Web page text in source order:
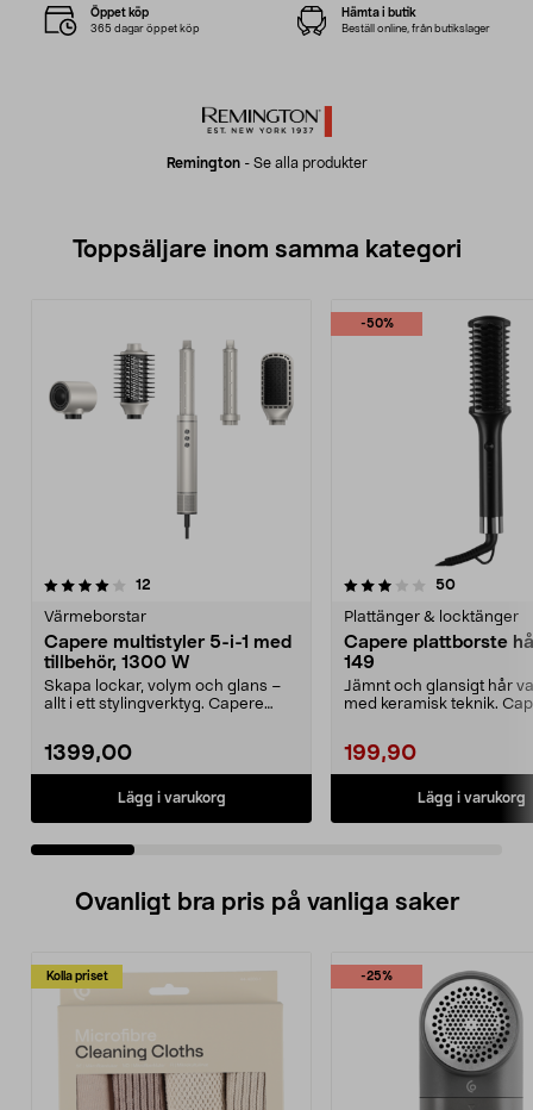
Remington- Se alla produkter
Öppet köp
365 dagar öppet köp
Hämta i butik
Beställ online, från butikslager
Toppsäljare inom samma kategori
12
Värmeborstar
Capere multistyler 5-i-1 med
tillbehör, 1300 W
Skapa lockar, volym och glans –
allt i ett stylingverktyg. Capere
1399,00
Lägg i varukorg
-50%
3.5 av 5 stjärnor 50
Plattänger & locktänger
Capere plattborste
149
Jämnt och glansigt hår
med keramisk teknik.
199,90
Lägg i varukorg
0.0 av 5 stjärnor
Ovanligt bra pris på vanliga saker
Kolla priset -25%